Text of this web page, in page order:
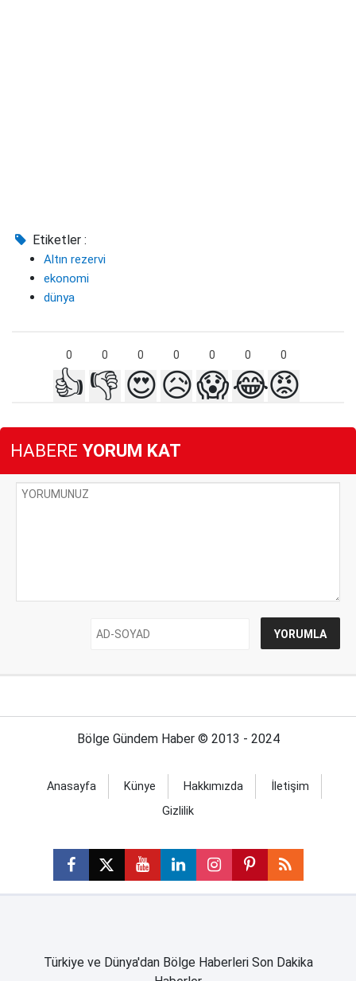
Etiketler :
Altın rezervi
ekonomi
dünya
0 0 0 0 0 0 0
👍 👎 😍😥😱😂😡
HABERE YORUM KAT
Bölge Gündem Haber © 2013 - 2024
Anasayfa Künye Hakkımızda
İletişim
Gizlilik
Türkiye ve Dünya'dan Bölge Haberleri Son Dakika